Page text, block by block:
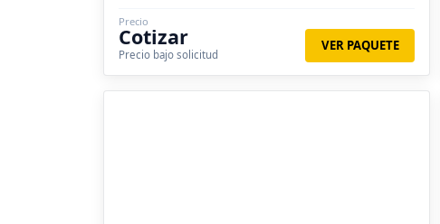
Precio
Cotizar
Precio bajo solicitud
VER PAQUETE